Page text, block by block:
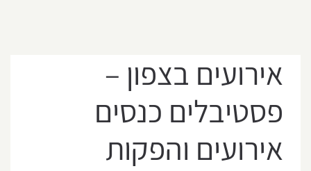
אירועים בצפון –
פסטיבלים כנסים
אירועים והפקות